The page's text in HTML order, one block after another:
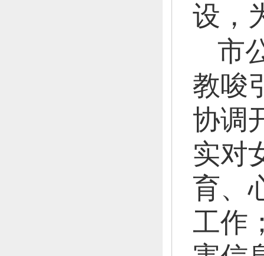
设，
市
教唆
协调
实对
育、
工作